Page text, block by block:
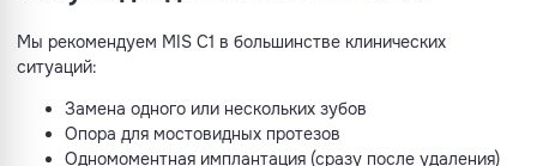
Мы рекомендуем MIS C1 в большинстве клинических
ситуаций:
Замена одного или нескольких зубов
Опора для мостовидных протезов
Одномоментная имплантация (сразу после удаления)